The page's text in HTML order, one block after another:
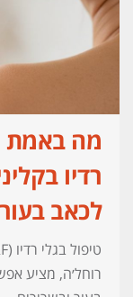
מה באמת
רדיו
לכאב
רוחל׳ה, מציע